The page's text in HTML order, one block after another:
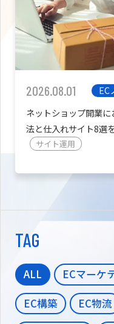
カ
2026.08.01
EC
ネットショップ開業
法と仕入れサイト8選
サイト運用
TAG
ALL ECマーケ
EC構築
EC物流